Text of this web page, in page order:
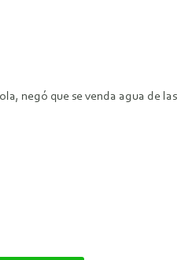
negó que se venda agua de